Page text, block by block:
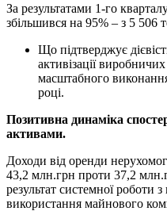
За результатами 1-го
збільшився на 95% – з 5 506
Що підтверджує
активізації
масштабного
році.
Позитивна динаміка
активами.
Доходи від оренди
43,2 млн.грн проти 37,2
результат системної роботи
використання майнового